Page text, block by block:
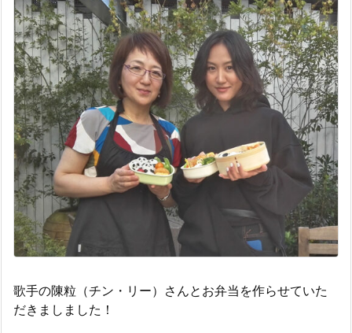
歌手の陳粒（チン・リー）さんとお弁当を作らせていた
だきましました！